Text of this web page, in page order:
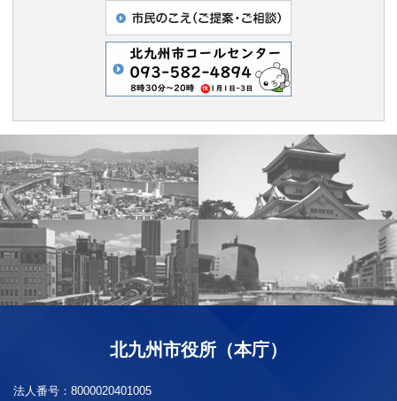
北九州市役所（本庁）
法人番号： 8000020401005